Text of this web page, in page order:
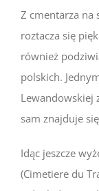
Z cmentarza na
roztacza się
również
polskich.
Lewandowskiej
sam znajduje
Idąc jeszcze
(Cimetiere du